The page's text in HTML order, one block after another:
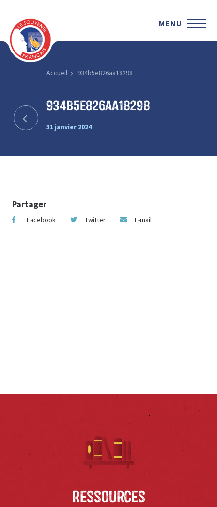
MENU
Accueil 934b5e826aa18298
934b5e826aa18298
31 janvier 2024
Partager
Facebook Twitter E-mail
Ressources